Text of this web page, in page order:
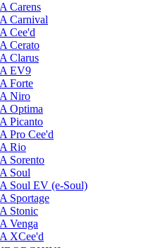
Carens
Carnival
Cee'd
Cerato
Clarus
EV9
Forte
Niro
Optima
Picanto
Pro Cee'd
Rio
Sorento
Soul
Soul EV (e-Soul)
Sportage
Stonic
Venga
XCee'd